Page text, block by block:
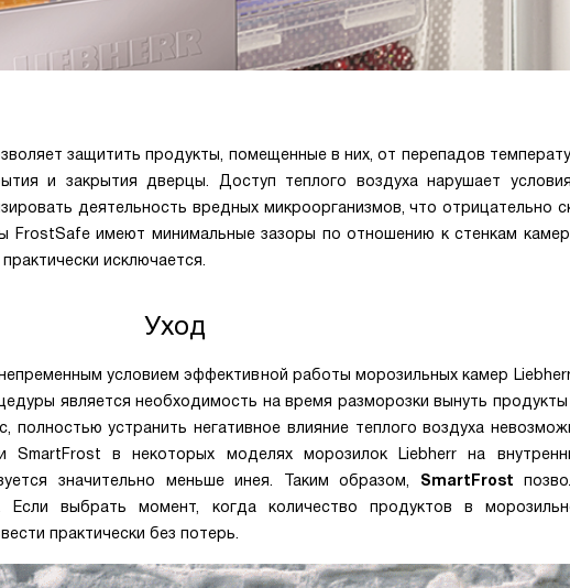
защитить продукты, помещенные в них, от перепадов
и закрытия дверцы. Доступ теплого воздуха нарушает
деятельность вредных микроорганизмов, что отрицательно
FrostSafe имеют минимальные зазоры по отношению к стенкам
исключается.
Уход
условием эффективной работы морозильных камер
является необходимость на время разморозки вынуть продукты
устранить негативное влияние теплого воздуха
SmartFrost в некоторых моделях морозилок Liebherr на
значительно меньше инея. Таким образом, SmartFrost
Если выбрать момент, когда количество продуктов в
практически без потерь.